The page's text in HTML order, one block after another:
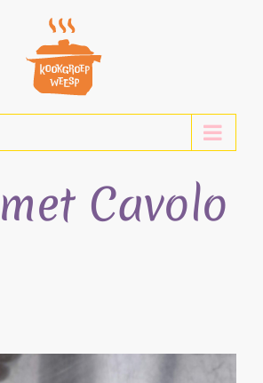
Cavolo